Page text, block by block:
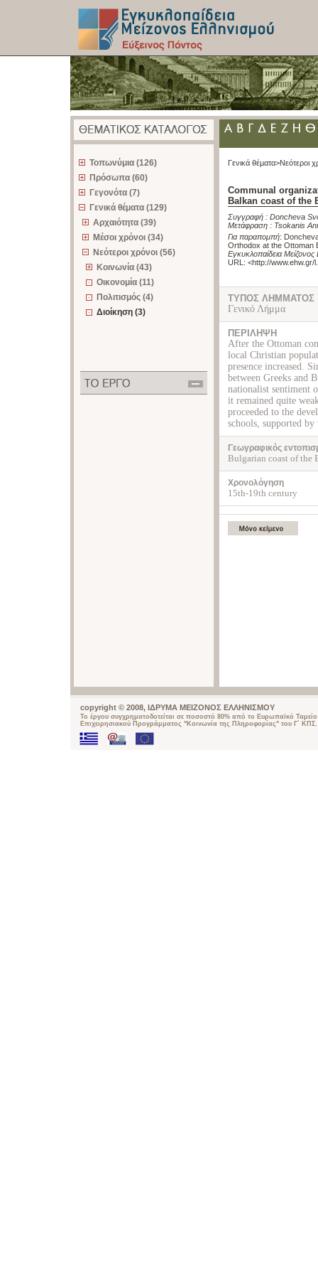
Τοπωνύμια (126)
Πρόσωπα (60)
Γεγονότα (7)
Γενικά θέματα (129)
Αρχαιότητα (39)
Μέσοι χρόνοι (34)
Νεότεροι χρόνοι (56)
Κοινωνία (43)
Οικονομία (11)
Πολιτισμός (4)
Διοίκηση (3)
Γενικά θέματα>Νεότεροι
Communal
Balkan coast of the
Συγγραφή : Doncheva
Μετάφραση : Tsokanis
Για παραπομπή:
Orthodox at the Ottoman
Εγκυκλοπαίδεια
URL: <http://www.ehw.gr/
ΤΥΠΟΣ ΛΗΜΜΑΤΟΣ
Γενικό Λήμμα
ΠΕΡΙΛΗΨΗ
After the Ottoman
local Christian
presence increased.
between Greeks and
nationalist sentiment
it remained quite
proceeded to the
schools, supported
Γεωγραφικός
Bulgarian coast of the
Χρονολόγηση
15th-19th century
copyright © 2008, ΙΔΡΥΜΑ ΜΕΙΖΟΝΟΣ ΕΛΛΗΝΙΣΜΟΥ
Το έργου συγχρηματοδοτείται σε ποσοστό 80% από το Ευρωπαϊκό
Επιχειρησιακού Προγράμματος "Κοινωνία της Πληροφορίας" του Γ΄ ΚΠΣ.